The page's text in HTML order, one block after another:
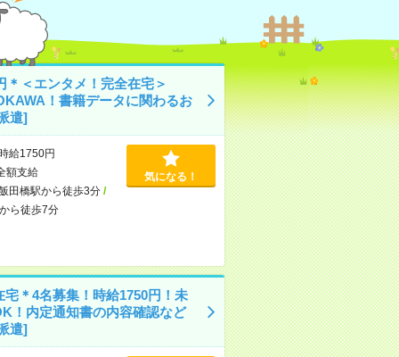
＊＜エンタメ！完全在宅＞
！書籍データに関わるお
遣]
給1750円
額支給
田橋駅から徒歩3分/
ら徒歩7分
気になる！
宅＊4名募集！時給1750円！未
！内定通知書の内容確認など
遣]